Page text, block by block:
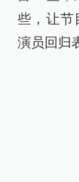
些，让节
演员回归